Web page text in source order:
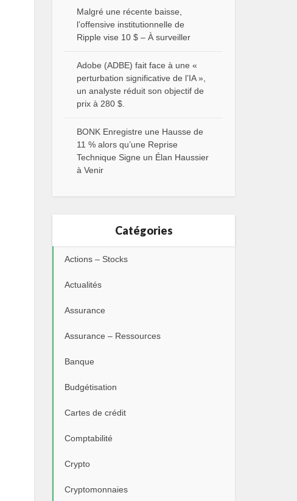
Malgré une récente baisse,
l’offensive institutionnelle de
Ripple vise 10 $ – À surveiller
Adobe (ADBE) fait face à une «
perturbation significative de l’IA »,
un analyste réduit son objectif de
prix à 280 $.
BONK Enregistre une Hausse de
11 % alors qu’une Reprise
Technique Signe un Élan Haussier
à Venir
Catégories
Actions – Stocks
Actualités
Assurance
Assurance – Ressources
Banque
Budgétisation
Cartes de crédit
Comptabilité
Crypto
Cryptomonnaies